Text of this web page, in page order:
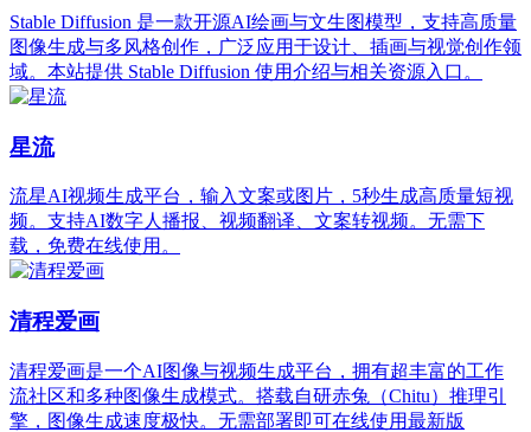
Stable Diffusion 是一款开源AI绘画与文生图模型，支持高质量
图像生成与多风格创作，广泛应用于设计、插画与视觉创作领
域。本站提供 Stable Diffusion 使用介绍与相关资源入口。
星流
流星AI视频生成平台，输入文案或图片，5秒生成高质量短视
频。支持AI数字人播报、视频翻译、文案转视频。无需下
载，免费在线使用。
清程爱画
清程爱画是一个AI图像与视频生成平台，拥有超丰富的工作
流社区和多种图像生成模式。搭载自研赤兔（Chitu）推理引
擎，图像生成速度极快。无需部署即可在线使用最新版